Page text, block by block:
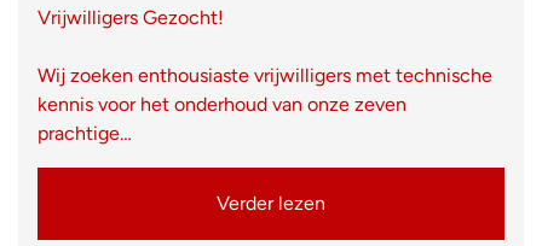
Vrijwilligers Gezocht!
Wij zoeken enthousiaste vrijwilligers met technische
kennis voor het onderhoud van onze zeven
prachtige…
Verder lezen